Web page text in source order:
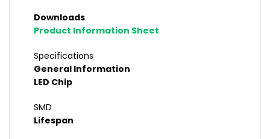
Downloads
Product Information Sheet
Specifications
General Information
LED Chip
SMD
Lifespan